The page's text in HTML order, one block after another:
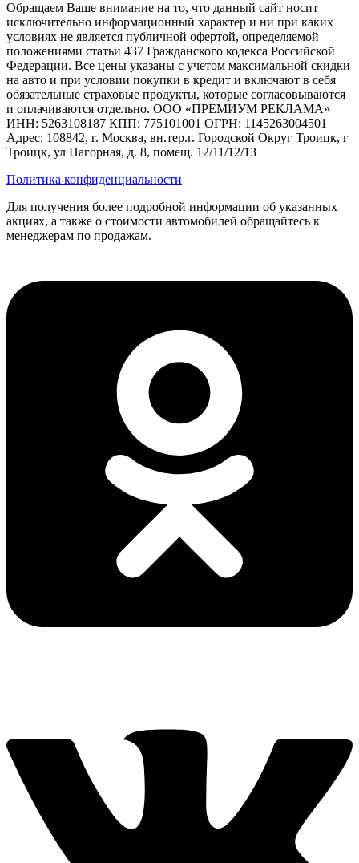
Обращаем Ваше внимание на то, что данный сайт носит
исключительно информационный характер и ни при каких
условиях не является публичной офертой, определяемой
положениями статьи 437 Гражданского кодекса Российской
Федерации. Все цены указаны с учетом максимальной скидки
на авто и при условии покупки в кредит и включают в себя
обязательные страховые продукты, которые согласовываются
и оплачиваются отдельно. ООО «ПРЕМИУМ РЕКЛАМА»
ИНН: 5263108187 КПП: 775101001 ОГРН: 1145263004501
Адрес: 108842, г. Москва, вн.тер.г. Городской Округ Троицк, г
Троицк, ул Нагорная, д. 8, помещ. 12/11/12/13
Политика конфиденциальности
Для получения более подробной информации об указанных
акциях, а также о стоимости автомобилей обращайтесь к
менеджерам по продажам.